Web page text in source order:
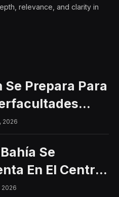
relevance, and clarity in
Se Prepara Para
2026
Se
En El Centro
Con Un
2026